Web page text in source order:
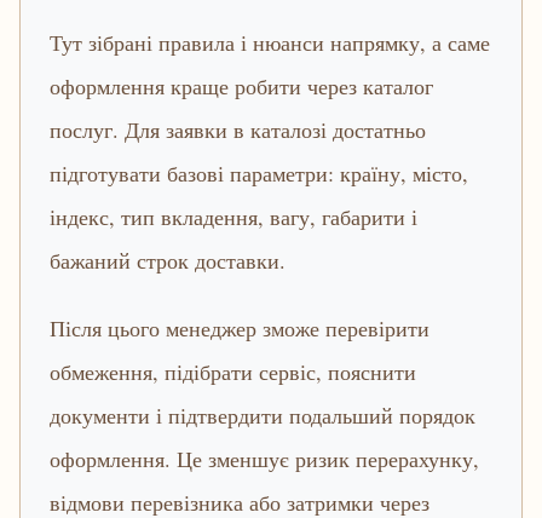
Тут зібрані правила і нюанси напрямку, а саме
оформлення краще робити через каталог
послуг. Для заявки в каталозі достатньо
підготувати базові параметри: країну, місто,
індекс, тип вкладення, вагу, габарити і
бажаний строк доставки.
Після цього менеджер зможе перевірити
обмеження, підібрати сервіс, пояснити
документи і підтвердити подальший порядок
оформлення. Це зменшує ризик перерахунку,
відмови перевізника або затримки через